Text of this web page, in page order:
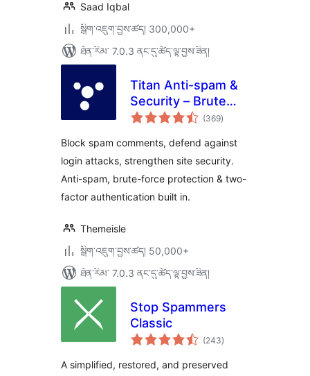
Saad Iqbal
སྒྲིག་འཇུག་བྱས་ཚད། 300,000+
ཐོན་རིམ་ 7.0.3 ནང་དུ་ཚོད་ལྟ་བྱས་ཟིན།
Titan Anti-spam &
Security – Brute
Force Protection,
(369གདེང་
འཇོག་
ཚང་།
)
Block spam comments, defend against
login attacks, strengthen site security.
Anti-spam, brute-force protection & two-
factor authentication built in.
Themeisle
སྒྲིག་འཇུག་བྱས་ཚད། 50,000+
ཐོན་རིམ་ 7.0.3 ནང་དུ་ཚོད་ལྟ་བྱས་ཟིན།
Stop Spammers
Classic
(243གདེང་
འཇོག་
ཚང་།
)
A simplified, restored, and preserved